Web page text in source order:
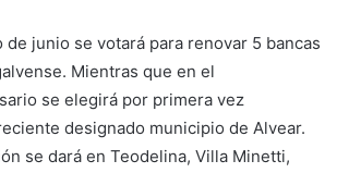
de junio se votará para renovar 5 bancas
Mientras que en el
se elegirá por primera vez
designado municipio de Alvear.
se dará en Teodelina, Villa Minetti,